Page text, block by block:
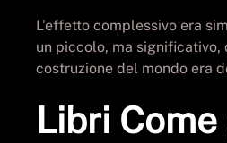
L’effetto complessivo era
un piccolo, ma significativo,
costruzione del mondo era
Libri